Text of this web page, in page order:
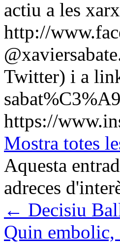
actiu a les
http://
Twitter) i a
https://
Mostra totes
Aquesta
adreces
← Decisiu
Quin embolic,